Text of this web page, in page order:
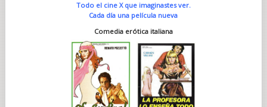
Todo el cine X que imaginastes ver.
Cada día una película nueva
Comedia erótica italiana